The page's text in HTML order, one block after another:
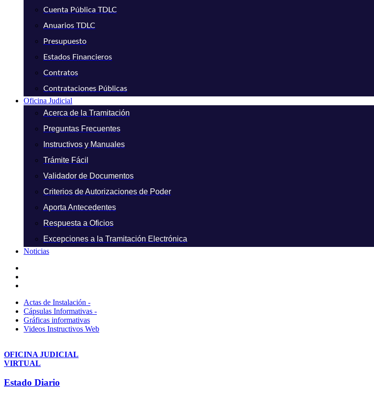
Cuenta Pública TDLC
Anuarios TDLC
Presupuesto
Estados Financieros
Contratos
Contrataciones Públicas
Oficina Judicial
Acerca de la Tramitación
Preguntas Frecuentes
Instructivos y Manuales
Trámite Fácil
Validador de Documentos
Criterios de Autorizaciones de Poder
Aporta Antecedentes
Respuesta a Oficios
Excepciones a la Tramitación Electrónica
Noticias
Actas de Instalación -
Cápsulas Informativas -
Gráficas informativas
Videos Instructivos Web
OFICINA JUDICIAL
VIRTUAL
Estado Diario